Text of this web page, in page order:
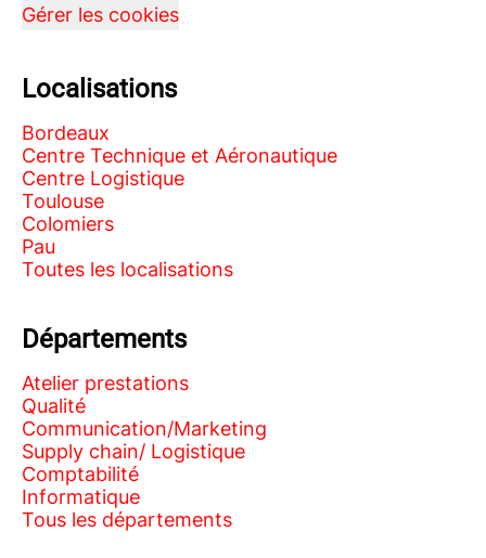
Gérer les cookies
Localisations
Bordeaux
Centre Technique et Aéronautique
Centre Logistique
Toulouse
Colomiers
Pau
Toutes les localisations
Départements
Atelier prestations
Qualité
Communication/Marketing
Supply chain/ Logistique
Comptabilité
Informatique
Tous les départements